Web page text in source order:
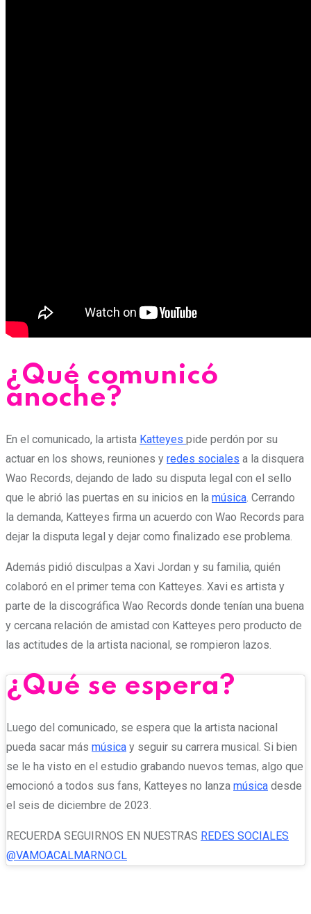
¿Qué comunicó
anoche?
En el comunicado, la artista Katteyes pide perdón por su
actuar en los shows, reuniones y redes sociales a la disquera
Wao Records, dejando de lado su disputa legal con el sello
que le abrió las puertas en su inicios en la música . Cerrando
la demanda, Katteyes firma un acuerdo con Wao Records para
dejar la disputa legal y dejar como finalizado ese problema.
Además pidió disculpas a Xavi Jordan y su familia, quién
colaboró en el primer tema con Katteyes. Xavi es artista y
parte de la discográfica Wao Records donde tenían una buena
y cercana relación de amistad con Katteyes pero producto de
las actitudes de la artista nacional, se rompieron lazos.
¿Qué se espera?
Luego del comunicado, se espera que la artista nacional
pueda sacar más música y seguir su carrera musical. Si bien
se le ha visto en el estudio grabando nuevos temas, algo que
emocionó a todos sus fans, Katteyes no lanza música desde
el seis de diciembre de 2023.
RECUERDA SEGUIRNOS EN NUESTRAS REDES SOCIALES
@VAMOACALMARNO.CL